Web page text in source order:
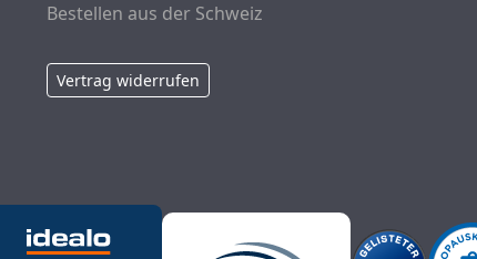
Bestellen aus der Schweiz
Vertrag widerrufen